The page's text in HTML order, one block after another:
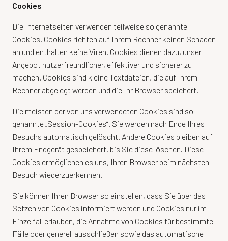
Cookies
Die Internetseiten verwenden teilweise so genannte
Cookies. Cookies richten auf Ihrem Rechner keinen Schaden
an und enthalten keine Viren. Cookies dienen dazu, unser
Angebot nutzerfreundlicher, effektiver und sicherer zu
machen. Cookies sind kleine Textdateien, die auf Ihrem
Rechner abgelegt werden und die Ihr Browser speichert.
Die meisten der von uns verwendeten Cookies sind so
genannte „Session-Cookies“. Sie werden nach Ende Ihres
Besuchs automatisch gelöscht. Andere Cookies bleiben auf
Ihrem Endgerät gespeichert, bis Sie diese löschen. Diese
Cookies ermöglichen es uns, Ihren Browser beim nächsten
Besuch wiederzuerkennen.
Sie können Ihren Browser so einstellen, dass Sie über das
Setzen von Cookies informiert werden und Cookies nur im
Einzelfall erlauben, die Annahme von Cookies für bestimmte
Fälle oder generell ausschließen sowie das automatische